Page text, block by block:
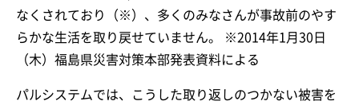
なくされており（※）、多くのみなさんが事故前のやす
らかな生活を取り戻せていません。 ※2014年1月30日
（木）福島県災害対策本部発表資料による
パルシステムでは、こうした取り返しのつかない被害を